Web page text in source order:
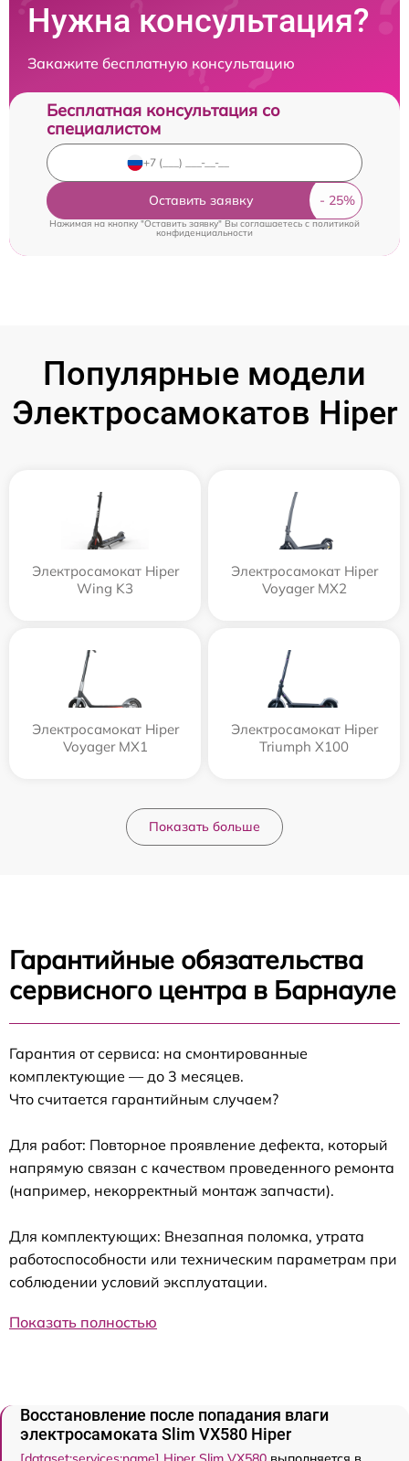
Нужна консультация?
Закажите бесплатную консультацию
Бесплатная консультация со
специалистом
Оставить заявку
Нажимая на кнопку "Оставить заявку" Вы соглашаетесь cполитикой
конфиденциальности
Популярные модели
Электросамокатов Hiper
Электросамокат Hiper
Wing K3
Электросамокат Hiper
Voyager MX2
Электросамокат Hiper
Voyager MX1
Электросамокат Hiper
Triumph X100
Показать больше
Гарантийные обязательства
сервисного центра в Барнауле
Гарантия от сервиса: на смонтированные
комплектующие — до 3 месяцев.
Что считается гарантийным случаем?
Для работ: Повторное проявление дефекта, который
напрямую связан с качеством проведенного ремонта
(например, некорректный монтаж запчасти).
Для комплектующих: Внезапная поломка, утрата
работоспособности или техническим параметрам при
соблюдении условий эксплуатации.
Показать полностью
Восстановление после попадания влаги
электросамоката Slim VX580 Hiper